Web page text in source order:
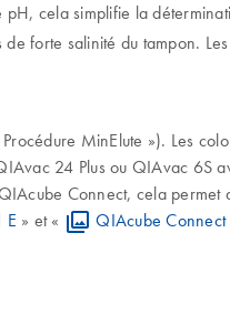
cela simplifie la
forte salinité du tampon.
MinElute »). Les
24 Plus ou QIAvac 6S
Connect, cela
E » et « QIAcube Connect